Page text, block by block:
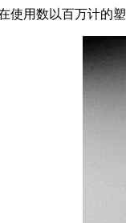
使用数以百万计的塑